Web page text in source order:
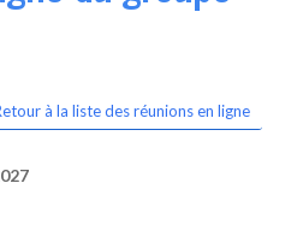
à la liste des réunions en ligne